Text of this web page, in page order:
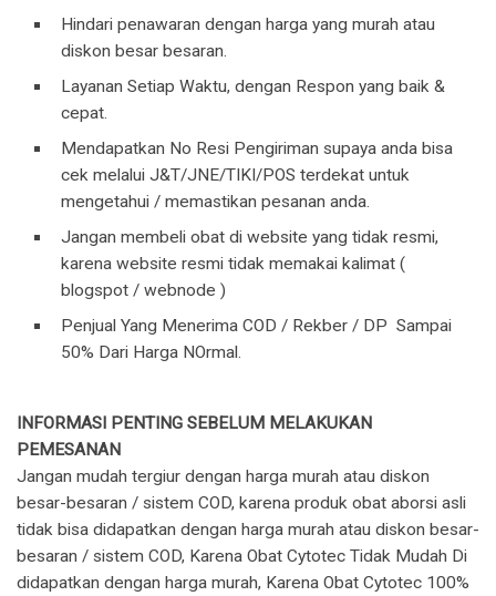
Hindari penawaran dengan harga yang murah atau
diskon besar besaran.
Layanan Setiap Waktu, dengan Respon yang baik &
cepat.
Mendapatkan No Resi Pengiriman supaya anda bisa
cek melalui J&T/JNE/TIKI/POS terdekat untuk
mengetahui / memastikan pesanan anda.
Jangan membeli obat di website yang tidak resmi,
karena website resmi tidak memakai kalimat (
blogspot / webnode )
Penjual Yang Menerima COD / Rekber / DP Sampai
50% Dari Harga NOrmal.
INFORMASI PENTING SEBELUM MELAKUKAN
PEMESANAN
Jangan mudah tergiur dengan harga murah atau diskon
besar-besaran / sistem COD, karena produk obat aborsi asli
tidak bisa didapatkan dengan harga murah atau diskon besar-
besaran / sistem COD, Karena Obat Cytotec Tidak Mudah Di
didapatkan dengan harga murah, Karena Obat Cytotec 100%